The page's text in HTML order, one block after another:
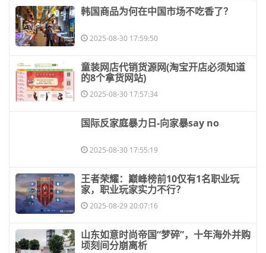
​韩国商品为何在中国市场不吃香了？
2025-08-30 17:59:50
​童装网店代销货源网(淘宝开店必须知道
的8个拿货网站)
2025-08-30 17:57:34
​国际反家庭暴力日-向家暴say no
2025-08-30 17:55:19
​王者荣耀：巅峰榜前10仅有1名职业玩
家，职业玩家实力不行？
2025-08-29 20:07:16
​山东如意时尚帝国“梦碎”，十年海外并购
顷刻间分崩离析